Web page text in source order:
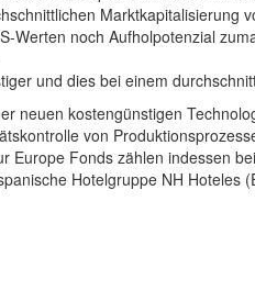
Marktkapitalisierung
noch Aufholpotenzial
und dies bei einem
neuen kostengünstigen
von
Fonds zählen indessen
Hotelgruppe NH Hoteles